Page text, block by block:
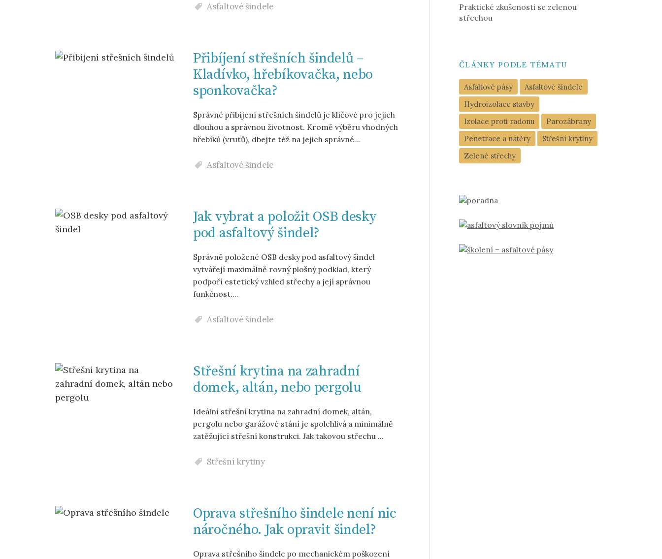
Asfaltové šindele
Přibíjení střešních šindelů –
Kladívko, hřebíkovačka, nebo
sponkovačka?
Správné přibíjení střešních šindelů je klíčové pro jejich
dlouhou a správnou životnost. Kromě výběru vhodných
hřebíků (vrutů), dbejte též na jejich správné...
Asfaltové šindele
Jak vybrat a položit OSB desky
pod asfaltový šindel?
Správně položené OSB desky pod asfaltový šindel
vytvářejí maximálně rovný plošný podklad, který
podpoří estetický vzhled střechy a její správnou
funkčnost....
Asfaltové šindele
Střešní krytina na zahradní
domek, altán, nebo pergolu
Ideální střešní krytina na zahradní domek, altán,
pergolu nebo garážové stání je spolehlivá a minimálně
zatěžující střešní konstrukci. Jak takovou střechu ...
Střešní krytiny
Oprava střešního šindele není nic
náročného. Jak opravit šindel?
Oprava střešního šindele po mechanickém poškození
Praktické zkušenosti se zelenou
střechou
ČLÁNKY PODLE TÉMATU
Asfaltové pásy
Asfaltové šindele
Hydroizolace stavby
Izolace proti radonu
Parozábrany
Penetrace a nátěry
Střešní krytiny
Zelené střechy